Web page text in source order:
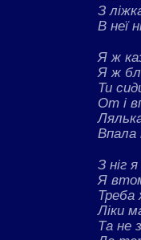
З
В неї
Я ж
Я ж
Ти
От і
Впала
З ніг
Я
Треба
Ліки
Та не